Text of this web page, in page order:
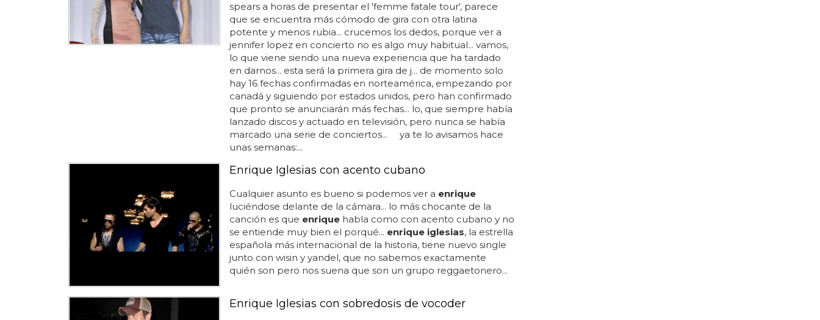
spears a horas de presentar el 'femme fatale tour', parece
que se encuentra más cómodo de gira con otra latina
potente y menos rubia... crucemos los dedos, porque ver a
jennifer lopez en concierto no es algo muy habitual... vamos,
lo que viene siendo una nueva experiencia que ha tardado
en darnos... esta será la primera gira de j... de momento solo
hay 16 fechas confirmadas en norteamérica, empezando por
canadá y siguiendo por estados unidos, pero han confirmado
que pronto se anunciarán más fechas... lo, que siempre había
lanzado discos y actuado en televisión, pero nunca se había
marcado una serie de conciertos... ya te lo avisamos hace
unas semanas:...
Enrique Iglesias con acento cubano
Cualquier asunto es bueno si podemos ver a enrique
luciéndose delante de la cámara... lo más chocante de la
canción es que enriquehabla como con acento cubano y no
se entiende muy bien el porqué... enrique iglesias, la estrella
española más internacional de la historia, tiene nuevo single
junto con wisin y yandel, que no sabemos exactamente
quién son pero nos suena que son un grupo reggaetonero...
Enrique Iglesias con sobredosis de vocoder